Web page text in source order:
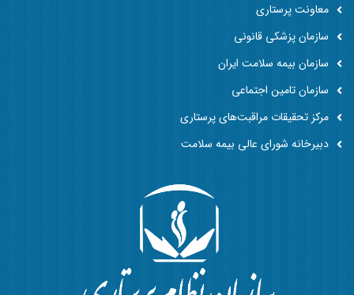
معاونت پرستاری
سازمان پزشکی قانونی
سازمان بیمه سلامت ایران
سازمان تامین اجتماعی
مرکز تحقیقات مراقبت‌های پرستاری
دبیرخانه شورای عالی بیمه سلامت